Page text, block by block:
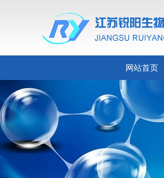
网站首页